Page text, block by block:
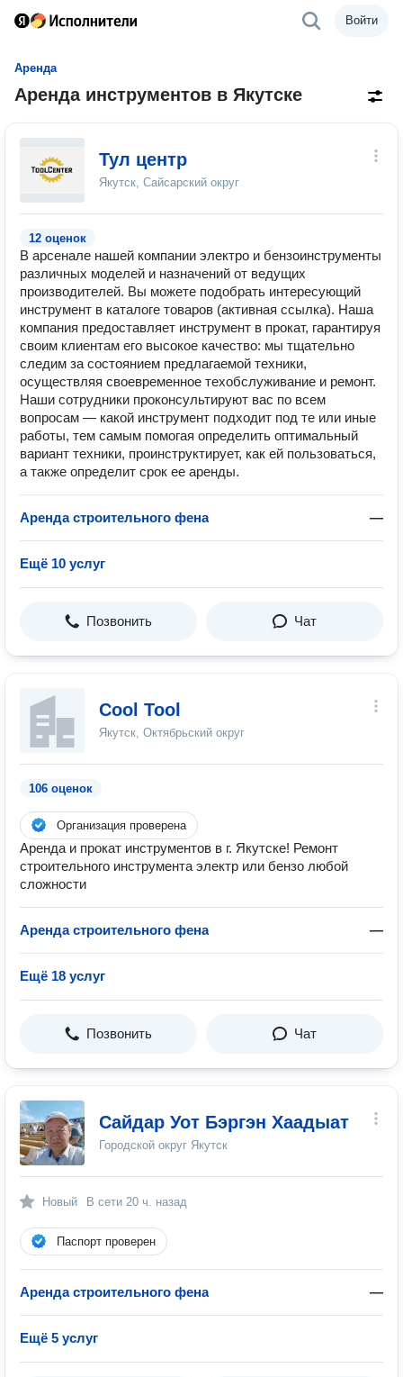
Войти
Аренда
Аренда инструментов в Якутске
Тул центр
Якутск, Сайсарский округ
12 оценок
В арсенале нашей компании электро и бензоинструменты
различных моделей и назначений от ведущих
производителей. Вы можете подобрать интересующий
инструмент в каталоге товаров (активная ссылка). Наша
компания предоставляет инструмент в прокат, гарантируя
своим клиентам его высокое качество: мы тщательно
следим за состоянием предлагаемой техники,
осуществляя своевременное техобслуживание и ремонт.
Наши сотрудники проконсультируют вас по всем
вопросам — какой инструмент подходит под те или иные
работы, тем самым помогая определить оптимальный
вариант техники, проинструктирует, как ей пользоваться,
а также определит срок ее аренды.
Аренда строительного фена —
Ещё 10 услуг
Позвонить Чат
Cool Tool
Якутск, Октябрьский округ
106 оценок
Организация проверена
Аренда и прокат инструментов в г. Якутске! Ремонт
строительного инструмента электр или бензо любой
сложности
Аренда строительного фена —
Ещё 18 услуг
Позвонить Чат
Сайдар Уот Бэргэн Хаадыат
Городской округ Якутск
Новый В сети 20 ч. назад
Паспорт проверен
Аренда строительного фена —
Ещё 5 услуг